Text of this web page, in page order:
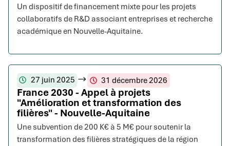
Un dispositif de financement mixte pour les projets
collaboratifs de R&D associant entreprises et recherche
académique en Nouvelle-Aquitaine.
27 juin 2025 31 décembre 2026
France 2030 - Appel à projets
"Amélioration et transformation des
filières" - Nouvelle-Aquitaine
Une subvention de 200 K€ à 5 M€ pour soutenir la
transformation des filières stratégiques de la région